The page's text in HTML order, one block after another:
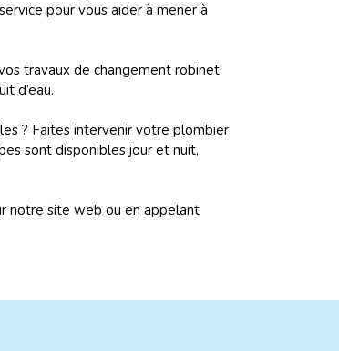
pour vous aider à mener à
travaux de changement robinet
d’eau.
? Faites intervenir votre plombier
sont disponibles jour et nuit,
notre site web ou en appelant